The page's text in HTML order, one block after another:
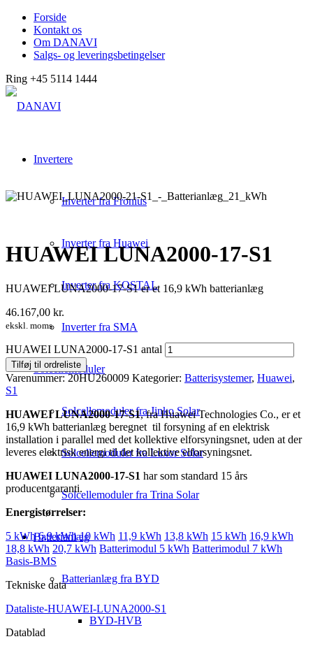
Forside
Kontakt os
Om DANAVI
Salgs- og leveringsbetingelser
Ring +45 5114 1444
Invertere
Inverter fra Fronius
Inverter fra Huawei
Inverter fra KOSTAL
Inverter fra SMA
Solcellemoduler
Solcellemoduler fra Jinko Solar
Solcellemoduler fra Luxor Solar
Solcellemoduler fra Trina Solar
Batterianlæg
Batterianlæg fra BYD
BYD-HVB
HUAWEI LUNA2000-17-S1
HUAWEI LUNA2000-17-S1 er et 16,9 kWh batterianlæg
46.167,00 kr.
ekskl. moms
HUAWEI LUNA2000-17-S1 antal
Tilføj til ordreliste
Varenummer:20HU260009 Kategorier: Batterisystemer, Huawei,
S1
HUAWEI LUNA2000-17-S1, fra Huawei Technologies Co., er et
16,9 kWh batterianlæg beregnet til forsyning af en elektrisk
installation i parallel med det kollektive elforsyningsnet, uden at der
leveres elektrisk energi til det kollektive elforsyningsnet.
HUAWEI LUNA2000-17-S1 har som standard 15 års
producentgaranti.
Energistørrelser:
5 kWh 6,9 kWh 10 kWh 11,9 kWh 13,8 kWh 15 kWh 16,9 kWh
18,8 kWh 20,7 kWh Batterimodul 5 kWh Batterimodul 7 kWh
Basis-BMS
Tekniske data
Dataliste-HUAWEI-LUNA2000-S1
Datablad